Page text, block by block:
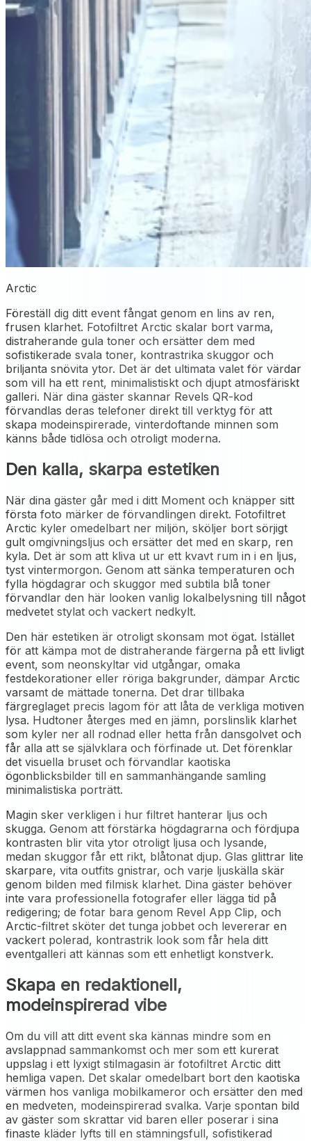
Arctic
Föreställ dig ditt event fångat genom en lins av ren,
frusen klarhet. Fotofiltret Arctic skalar bort varma,
distraherande gula toner och ersätter dem med
sofistikerade svala toner, kontrastrika skuggor och
briljanta snövita ytor. Det är det ultimata valet för värdar
som vill ha ett rent, minimalistiskt och djupt atmosfäriskt
galleri. När dina gäster skannar Revels QR-kod
förvandlas deras telefoner direkt till verktyg för att
skapa modeinspirerade, vinterdoftande minnen som
känns både tidlösa och otroligt moderna.
Den kalla, skarpa estetiken
När dina gäster går med i ditt Moment och knäpper sitt
första foto märker de förvandlingen direkt. Fotofiltret
Arctic kyler omedelbart ner miljön, sköljer bort sörjigt
gult omgivningsljus och ersätter det med en skarp, ren
kyla. Det är som att kliva ut ur ett kvavt rum in i en ljus,
tyst vintermorgon. Genom att sänka temperaturen och
fylla högdagrar och skuggor med subtila blå toner
förvandlar den här looken vanlig lokalbelysning till något
medvetet stylat och vackert nedkylt.
Den här estetiken är otroligt skonsam mot ögat. Istället
för att kämpa mot de distraherande färgerna på ett livligt
event, som neonskyltar vid utgångar, omaka
festdekorationer eller röriga bakgrunder, dämpar Arctic
varsamt de mättade tonerna. Det drar tillbaka
färgreglaget precis lagom för att låta de verkliga motiven
lysa. Hudtoner återges med en jämn, porslinslik klarhet
som kyler ner all rodnad eller hetta från dansgolvet och
får alla att se självklara och förfinade ut. Det förenklar
det visuella bruset och förvandlar kaotiska
ögonblicksbilder till en sammanhängande samling
minimalistiska porträtt.
Magin sker verkligen i hur filtret hanterar ljus och
skugga. Genom att förstärka högdagrarna och fördjupa
kontrasten blir vita ytor otroligt ljusa och lysande,
medan skuggor får ett rikt, blåtonat djup. Glas glittrar lite
skarpare, vita outfits gnistrar, och varje ljuskälla skär
genom bilden med filmisk klarhet. Dina gäster behöver
inte vara professionella fotografer eller lägga tid på
redigering; de fotar bara genom Revel App Clip, och
Arctic-filtret sköter det tunga jobbet och levererar en
vackert polerad, kontrastrik look som får hela ditt
eventgalleri att kännas som ett enhetligt konstverk.
Skapa en redaktionell,
modeinspirerad vibe
Om du vill att ditt event ska kännas mindre som en
avslappnad sammankomst och mer som ett kurerat
uppslag i ett lyxigt stilmagasin är fotofiltret Arctic ditt
hemliga vapen. Det skalar omedelbart bort den kaotiska
värmen hos vanliga mobilkameror och ersätter den med
en medveten, modeinspirerad svalka. Varje spontan bild
av gäster som skrattar vid baren eller poserar i sina
finaste kläder lyfts till en stämningsfull, sofistikerad